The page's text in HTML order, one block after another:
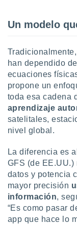
que
el sitio
se
para
ni para
o
no
Puedes
acceder a
web a
abono
Un modelo
han dependido
ecuaciones
propone un
toda esa cadena
aprendizaje
satelitales,
nivel global.
La diferencia es
GFS (de
datos y potencia
mayor precisión
información,
“Es como pasar
app que hace lo